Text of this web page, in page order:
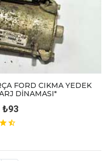
FORD CIKMA YEDEK
DİNAMASI"
₺93